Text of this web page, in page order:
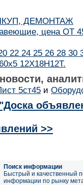
ДЕМОНТАЖ
цена ОТ
22 24 25 26 28 30
12Х18Н12Т.
5ст45 и
>>
Поиск информации
Быстрый и качественный
информации по рынку